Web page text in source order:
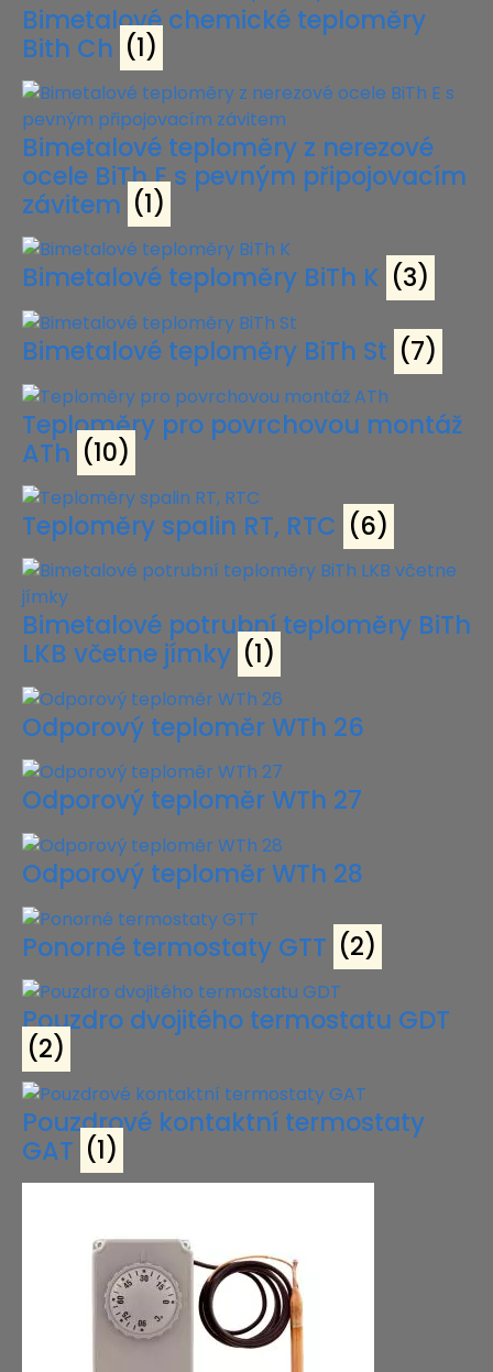
Bimetalové chemické teploměry
Bith Ch (1)
Bimetalové teploměry z nerezové
ocele BiTh E s pevným připojovacím
závitem (1)
Bimetalové teploměry BiTh K (3)
Bimetalové teploměry BiTh St (7)
Teploměry pro povrchovou montáž
ATh (10)
Teploměry spalin RT, RTC (6)
Bimetalové potrubní teploměry BiTh
LKB včetne jímky (1)
Odporový teploměr WTh 26
Odporový teploměr WTh 27
Odporový teploměr WTh 28
Ponorné termostaty GTT (2)
Pouzdro dvojitého termostatu GDT
(2)
Pouzdrové kontaktní termostaty
GAT (1)